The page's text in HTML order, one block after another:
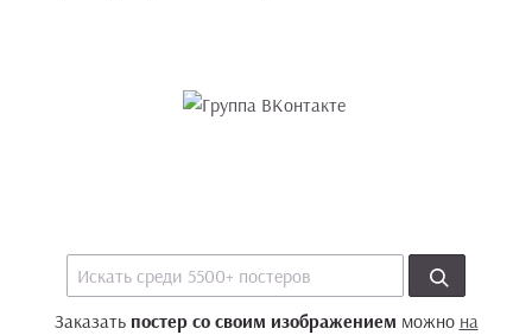
Заказать постер со своим изображением можно на